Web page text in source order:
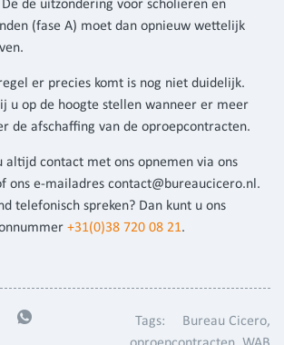
de uitzondering voor scholieren en
(fase A) moet dan opnieuw wettelijk
er precies komt is nog niet duidelijk.
u op de hoogte stellen wanneer er meer
de afschaffing van de oproepcontracten.
altijd contact met ons opnemen via ons
ons e-mailadres contact@bureaucicero.nl.
telefonisch spreken? Dan kunt u ons
+31(0)38 720 08 21.
Tags:
Bureau Cicero